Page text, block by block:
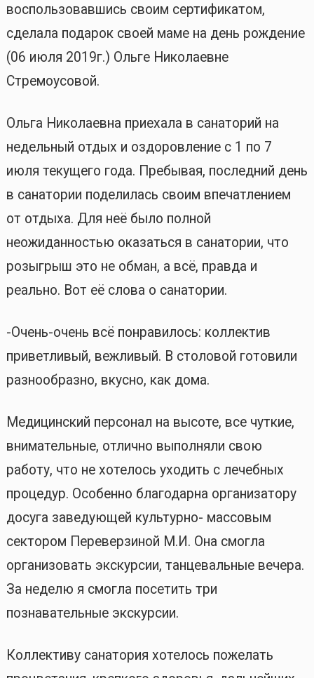
воспользовавшись своим сертификатом,
сделала подарок своей маме на день рождение
(06 июля 2019г.) Ольге Николаевне
Стремоусовой.
Ольга Николаевна приехала в санаторий на
недельный отдых и оздоровление с 1 по 7
июля текущего года. Пребывая, последний день
в санатории поделилась своим впечатлением
от отдыха. Для неё было полной
неожиданностью оказаться в санатории, что
розыгрыш это не обман, а всё, правда и
реально. Вот её слова о санатории.
-Очень-очень всё понравилось: коллектив
приветливый, вежливый. В столовой готовили
разнообразно, вкусно, как дома.
Медицинский персонал на высоте, все чуткие,
внимательные, отлично выполняли свою
работу, что не хотелось уходить с лечебных
процедур. Особенно благодарна организатору
досуга заведующей культурно- массовым
сектором Переверзиной М.И. Она смогла
организовать экскурсии, танцевальные вечера.
За неделю я смогла посетить три
познавательные экскурсии.
Коллективу санатория хотелось пожелать